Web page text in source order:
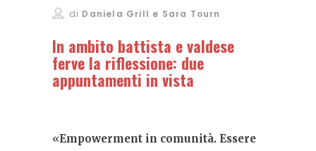
di Daniela Grill e Sara Tourn
In ambito battista e valdese
ferve la riflessione: due
appuntamenti in vista
«Empowerment in comunità. Essere